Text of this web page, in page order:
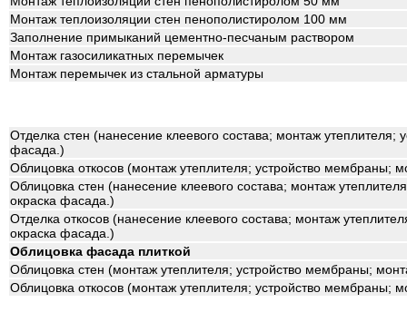
Монтаж теплоизоляции стен пенополистиролом 100 мм
Заполнение примыканий цементно-песчаным раствором
Монтаж газосиликатных перемычек
Монтаж перемычек из стальной арматуры
Отделка стен (нанесение клеевого состава; монтаж
фасада.)
Облицовка откосов (монтаж утеплителя; устройство мембраны;
Облицовка стен (нанесение клеевого состава; монтаж
окраска фасада.)
Отделка откосов (нанесение клеевого состава; монтаж
окраска фасада.)
Облицовка фасада плиткой
Облицовка стен (монтаж утеплителя; устройство мембраны;
Облицовка откосов (монтаж утеплителя; устройство мембраны;